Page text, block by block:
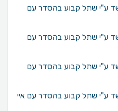
ע"י שתל קבוע בהסדר עם
ע"י שתל קבוע בהסדר עם
ע"י שתל קבוע בהסדר עם
ע"י שתל קבוע בהסדר עם איי